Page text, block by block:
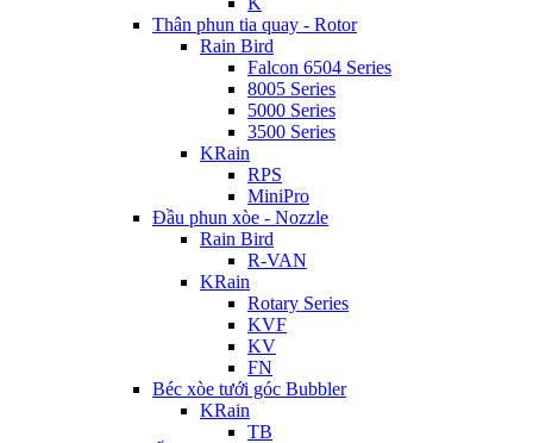
Thân phun tia quay - Rotor
Rain Bird
Falcon 6504 Series
8005 Series
5000 Series
3500 Series
KRain
RPS
MiniPro
Đầu phun xòe - Nozzle
Rain Bird
R-VAN
KRain
Rotary Series
KVF
KV
FN
Béc xòe tưới góc Bubbler
KRain
TB